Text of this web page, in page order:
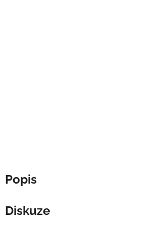
Popis
Diskuze